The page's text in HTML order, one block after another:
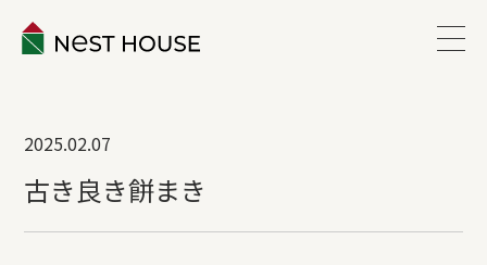
ABOUT
2025.02.07
古き良き餅まき